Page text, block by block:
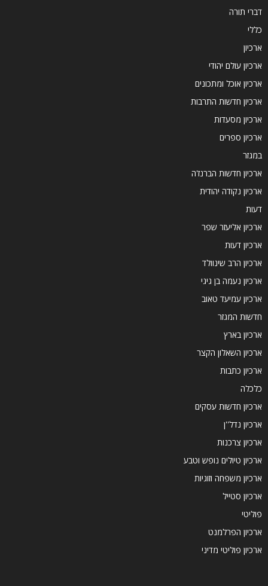
דברי תורה
כללי
ארכיון
ארכיון עולם יהודי
ארכיון אוכל ומתכונים
ארכיון חדשות התרבות
ארכיון מסעדות
ארכיון ספרים
במגזר
ארכיון חדשות הברנז'ה
ארכיון נקודה יהודית
דעות
ארכיון אליעזר שפר
ארכיון דעות
ארכיון הרב שינוולד
ארכיון נעמה בן גיגי
ארכיון עמיעד טאוב
חדשות המגזר
ארכיון בארץ
ארכיון השאלון הקצר
ארכיון כתבות
כלכלה
ארכיון חדשות עסקים
ארכיון נדל''ן
ארכיון צרכנות
ארכיון טיולים נופש וטבע
ארכיון משפחה וזוגיות
ארכיון סטייל
פוליטי
ארכיון הפרלמנט
ארכיון פוליטי מדיני